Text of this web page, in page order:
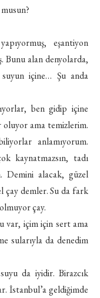
eşantiyon
Bunu alan denyolarda,
içine… Şu anda
ben gidip içine
ama temizlerim.
anlamıyorum.
kaynatmazsın, tadı
Demini alacak, güzel
çay demler. Su da fark
çay.
var, içim için sert ama
sularıyla da denedim
da iyidir. Birazcık
İstanbul’a geldiğimde